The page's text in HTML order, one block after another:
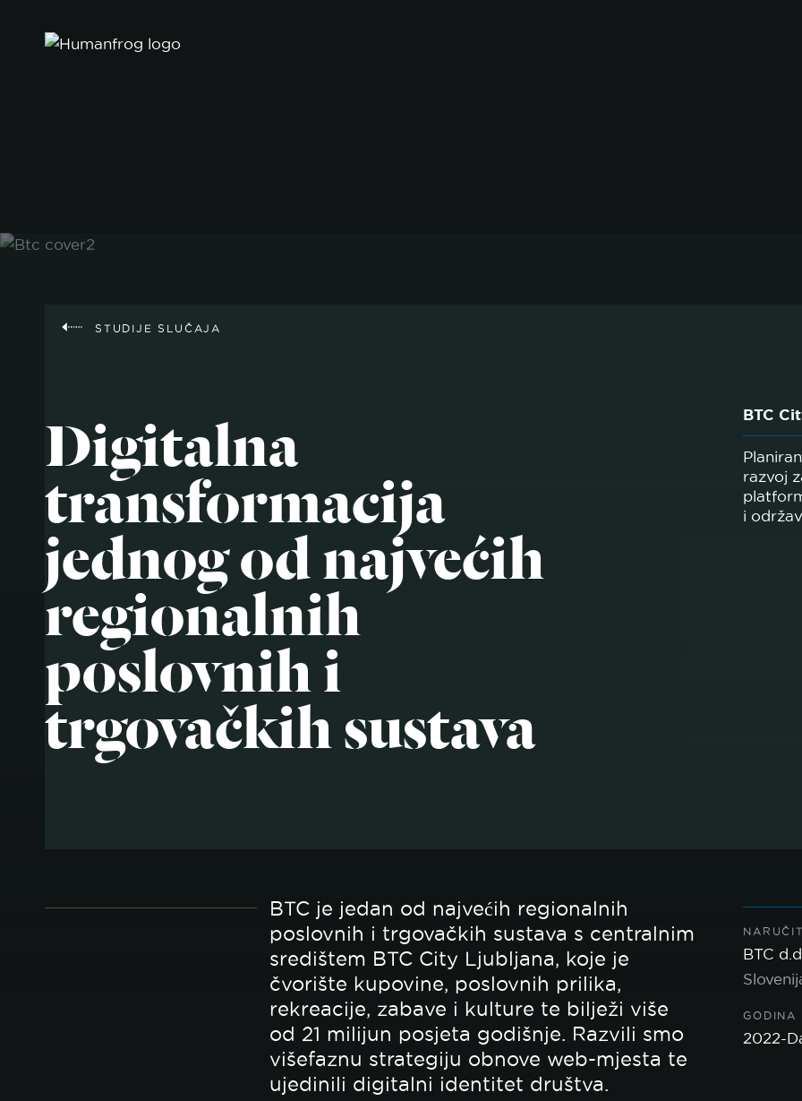
STUDIJE SLUČAJA
Digitalna
transformacija
jednog od najvećih
regionalnih
poslovnih i
trgovačkih sustava
BTC
razvoj
i
BTC je jedan od najvećih regionalnih
poslovnih i trgovačkih sustava s centralnim
središtem BTC City Ljubljana, koje je
čvorište kupovine, poslovnih prilika,
rekreacije, zabave i kulture te bilježi više
od 21 milijun posjeta godišnje. Razvili smo
višefaznu strategiju obnove web-mjesta te
ujedinili digitalni identitet društva.
BTC d.d.
GODINA
2022-